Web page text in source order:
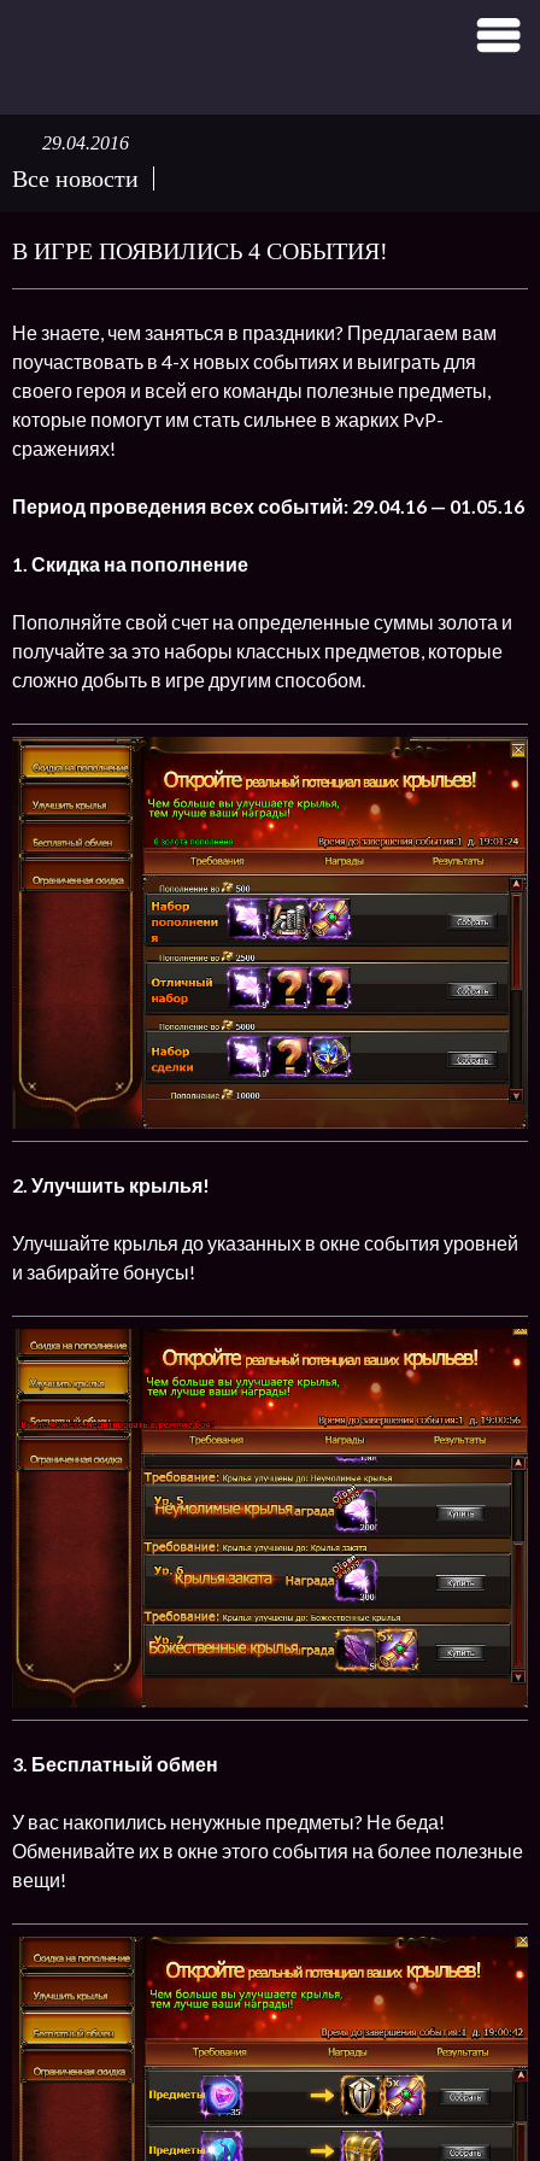
Все новости
29.04.2016
В ИГРЕ ПОЯВИЛИСЬ 4 СОБЫТИЯ!
Не знаете, чем заняться в праздники? Предлагаем вам
поучаствовать в 4-х новых событиях и выиграть для
своего героя и всей его команды полезные предметы,
которые помогут им стать сильнее в жарких PvP-
сражениях!
Период проведения всех событий: 29.04.16 — 01.05.16
1. Скидка на пополнение
Пополняйте свой счет на определенные суммы золота и
получайте за это наборы классных предметов, которые
сложно добыть в игре другим способом.
2. Улучшить крылья!
Улучшайте крылья до указанных в окне события уровней
и забирайте бонусы!
3. Бесплатный обмен
У вас накопились ненужные предметы? Не беда!
Обменивайте их в окне этого события на более полезные
вещи!